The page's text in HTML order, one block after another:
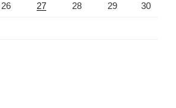
26 27 28 29 30